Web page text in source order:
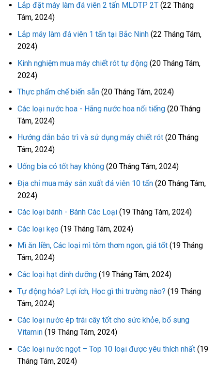
Lắp đặt máy làm đá viên 2 tấn MLDTP 2T (22 Tháng
Tám, 2024)
Lắp máy làm đá viên 1 tấn tại Bắc Ninh (22 Tháng Tám,
2024)
Kinh nghiệm mua máy chiết rót tự động (20 Tháng Tám,
2024)
Thực phẩm chế biến sẵn (20 Tháng Tám, 2024)
Các loại nước hoa - Hãng nước hoa nổi tiếng (20 Tháng
Tám, 2024)
Hướng dẫn bảo trì và sử dụng máy chiết rót (20 Tháng
Tám, 2024)
Uống bia có tốt hay không (20 Tháng Tám, 2024)
Địa chỉ mua máy sản xuất đá viên 10 tấn (20 Tháng Tám,
2024)
Các loại bánh - Bánh Các Loại (19 Tháng Tám, 2024)
Các loại kẹo (19 Tháng Tám, 2024)
Mì ăn liền, Các loại mì tôm thơm ngon, giá tốt (19 Tháng
Tám, 2024)
Các loại hạt dinh dưỡng (19 Tháng Tám, 2024)
Tự động hóa? Lợi ích, Học gì thi trường nào? (19 Tháng
Tám, 2024)
Các loại nước ép trái cây tốt cho sức khỏe, bổ sung
Vitamin (19 Tháng Tám, 2024)
Các loại nước ngọt – Top 10 loại được yêu thích nhất (19
Tháng Tám, 2024)